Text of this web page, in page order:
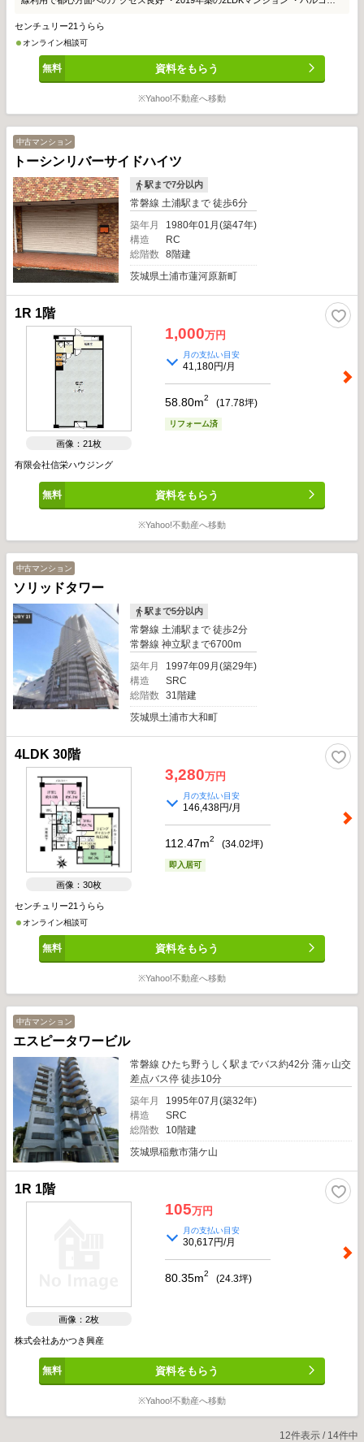
切なペットと一緒に暮らせる物件 ・霞ヶ浦でサイクリングや釣りを楽しみたい
方におすすめ ・河川敷の桜がきれいで、季節の景色も魅力 ・不在時に便利な宅
配ボックス完備 ・24時間ゴミ捨て可能で、忙しい方にも快適 ・敷地内駐車場あ
り。ご利用には空き状況に応じて抽選がございます。
センチュリー21うらら
オンライン相談可
資料をもらう
※Yahoo!不動産へ移動
中古マンション
トーシンリバーサイドハイツ
駅まで7分以内
常磐線 土浦駅まで 徒歩6分
築年月
1980年01月(築47年)
構造
RC
総階数
8階建
茨城県土浦市蓮河原新町
1R 1階
画像：21枚
1,000万円
月の支払い目安
41,180円/月
58.80m2 (17.78坪)
リフォーム済
有限会社信栄ハウジング
資料をもらう
※Yahoo!不動産へ移動
中古マンション
ソリッドタワー
駅まで5分以内
常磐線 土浦駅まで 徒歩2分
常磐線 神立駅まで6700m
築年月
1997年09月(築29年)
構造
SRC
総階数
31階建
茨城県土浦市大和町
4LDK 30階
画像：30枚
3,280万円
月の支払い目安
146,438円/月
112.47m2 (34.02坪)
即入居可
センチュリー21うらら
オンライン相談可
資料をもらう
※Yahoo!不動産へ移動
中古マンション
エスピータワービル
常磐線 ひたち野うしく駅までバス約42分 蒲ヶ山交
差点バス停 徒歩10分
築年月
1995年07月(築32年)
構造
SRC
総階数
10階建
茨城県稲敷市蒲ケ山
1R 1階
画像：2枚
105万円
月の支払い目安
30,617円/月
80.35m2 (24.3坪)
株式会社あかつき興産
資料をもらう
※Yahoo!不動産へ移動
12件表示 / 14件中